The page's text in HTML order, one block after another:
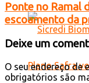
Ponte no Ramal
escoamento da
Deixe um
O seu endereço de
obrigatórios são